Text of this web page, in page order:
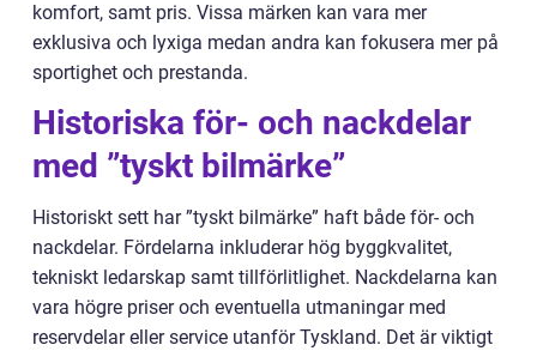
komfort, samt pris. Vissa märken kan vara mer
exklusiva och lyxiga medan andra kan fokusera mer på
sportighet och prestanda.
Historiska för- och nackdelar
med ”tyskt bilmärke”
Historiskt sett har ”tyskt bilmärke” haft både för- och
nackdelar. Fördelarna inkluderar hög byggkvalitet,
tekniskt ledarskap samt tillförlitlighet. Nackdelarna kan
vara högre priser och eventuella utmaningar med
reservdelar eller service utanför Tyskland. Det är viktigt